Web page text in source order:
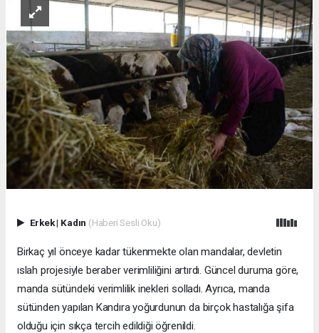
Erkek| Kadın (Haberi Sesli Oku)
Birkaç yıl önceye kadar tükenmekte olan mandalar, devletin
ıslah projesiyle beraber verimliliğini artırdı. Güncel duruma göre,
manda sütündeki verimlilik inekleri solladı. Ayrıca, manda
sütünden yapılan Kandıra yoğurdunun da birçok hastalığa şifa
olduğu için sıkça tercih edildiği öğrenildi.